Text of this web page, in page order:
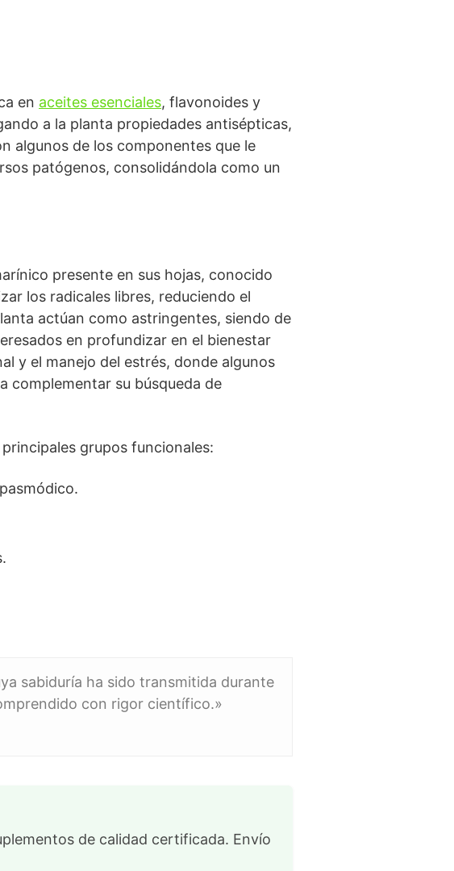
en aceites esenciales, flavonoides y
a la planta propiedades antisépticas,
algunos de los componentes que le
patógenos, consolidándola como un
presente en sus hojas, conocido
los radicales libres, reduciendo el
actúan como astringentes, siendo de
en profundizar en el bienestar
y el manejo del estrés, donde algunos
complementar su búsqueda de
grupos funcionales:
sabiduría ha sido transmitida durante
con rigor científico.»
de calidad certificada. Envío